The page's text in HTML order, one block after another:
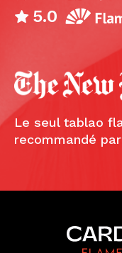
5.0
Le seul tablao
recommandé